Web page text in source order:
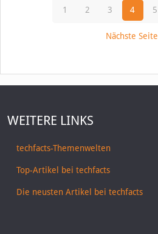
1 2 3 4 5
Nächste Seite
WEITERE LINKS
techfacts-Themenwelten
Top-Artikel bei techfacts
Die neusten Artikel bei techfacts